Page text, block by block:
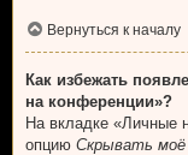
Вернуться к началу
Как избежать
на конференции»?
На вкладке «Личные
опцию Скрывать моё